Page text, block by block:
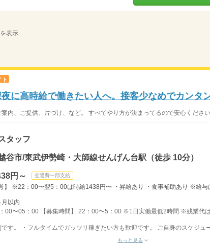
表示
ト
に高時給で働きたい人へ。接客少なめでカンタ
内、ご提供、片づけ、など。 すべてやり方が決まってるので安心くださ
タッフ
谷市/東武伊勢崎・大師線せんげん台駅（徒歩 10分）
円～ 交通費一部支給
考】 ※22：00〜翌5：00は時給1438円〜 ・昇給あり ・食事補助あり ※給与
月以内
00〜05：00 【募集時間】 22：00〜5：00 ※1日実働最低2時間 ※残業代
す。 ・フルタイムでガッツリ稼ぎたい方も歓迎です。 ご自身のスケジュ
もっと見る